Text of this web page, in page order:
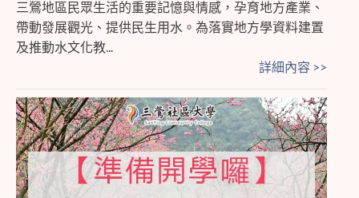
三鶯地區民眾生活的重要記憶與情感，孕育地方產業、
帶動發展觀光、提供民生用水。為落實地方學資料建置
及推動水文化教...
詳細內容 >>